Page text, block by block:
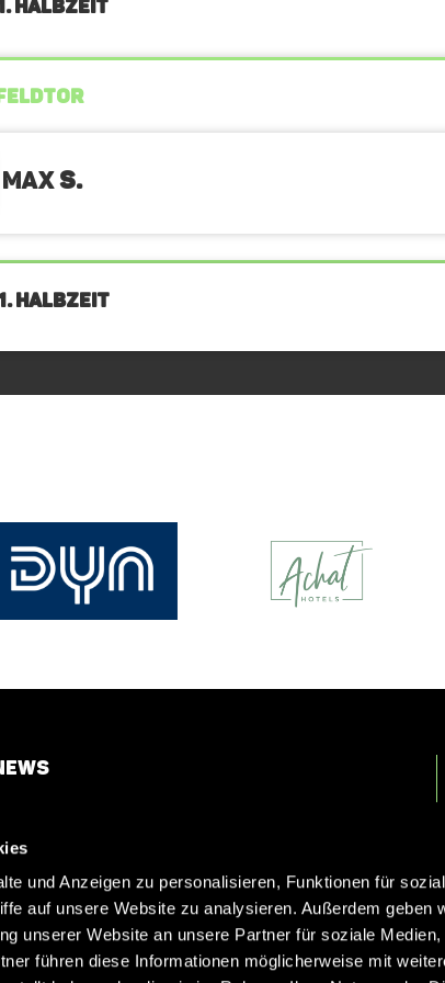
und Anzeigen zu personalisieren, Funktionen für
auf unsere Website zu analysieren. Außerdem geben
unserer Website an unsere Partner für soziale Medien,
führen diese Informationen möglicherweise mit
1. Halbzeit
MaxS.
1. Halbzeit
Kontakt